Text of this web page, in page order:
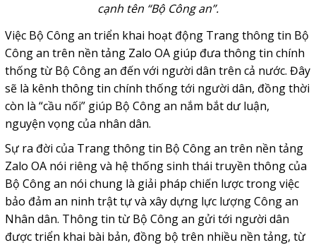
cạnh tên “Bộ Công an”.
Việc Bộ Công an triển khai hoạt động Trang thông tin Bộ
Công an trên nền tảng Zalo OAgiúp đưa thông tin chính
thống từ Bộ Công an đến với người dân trên cả nước. Đây
sẽ là kênh thông tin chính thống tới người dân, đồng thời
còn là “cầu nối” giúp Bộ Công an nắm bắt dư luận,
nguyện vọng của nhân dân.
Sự ra đời của Trang thông tin Bộ Công an trên nền tảng
Zalo OAnói riêng và hệ thống sinh thái truyền thông của
Bộ Công an nói chung là giải pháp chiến lược trong việc
bảo đảm an ninh trật tự và xây dựng lực lượng Công an
Nhân dân. Thông tin từ Bộ Công an gửi tới người dân
được triển khai bài bản, đồng bộ trên nhiều nền tảng, từ